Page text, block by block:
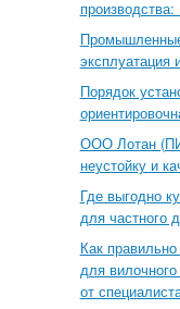
эксплуатация
Порядок
ООО Лотан
неустойку и
Где выгодно
для частного
Как
для
от